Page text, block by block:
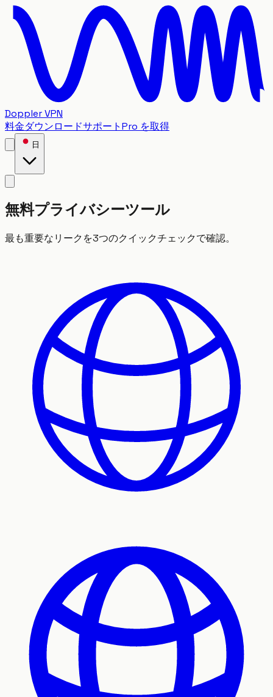
Doppler VPN
料金ダウンロードサポートPro を取得
日
無料プライバシーツール
最も重要なリークを3つのクイックチェックで確認。